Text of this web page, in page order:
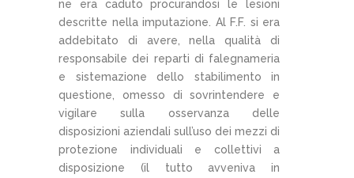
ne era caduto procurandosi le lesioni
descritte nella imputazione. Al F.F. si era
addebitato di avere, nella qualità di
responsabile dei reparti di falegnameria
e sistemazione dello stabilimento in
questione, omesso di sovrintendere e
vigilare sulla osservanza delle
disposizioni aziendali sull’uso dei mezzi di
protezione individuali e collettivi a
disposizione (il tutto avveniva in